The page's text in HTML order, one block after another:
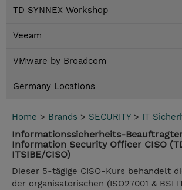
TD SYNNEX Workshop
Veeam
VMware by Broadcom
Germany Locations
Home > Brands > SECURITY > IT
Informationssicherheits-
Information Security Officer CISO
ITSIBE/CISO)
Dieser 5-tägige CISO-Kurs behandelt
der organisatorischen (ISO27001 & BSI